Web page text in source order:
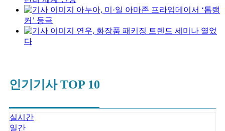
아누아, 미·일 아마존 프라임데이서 ‘톱랭
커’ 등극
연우, 화장품 패키징 트렌드 세미나 열었
다
인기기사 TOP 10
실시간
일간